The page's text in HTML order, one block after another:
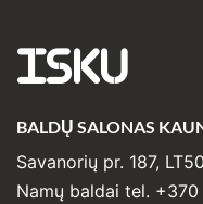
ISKU
BALDŲ SALONAS
Savanorių pr. 187,
Namų baldai tel.